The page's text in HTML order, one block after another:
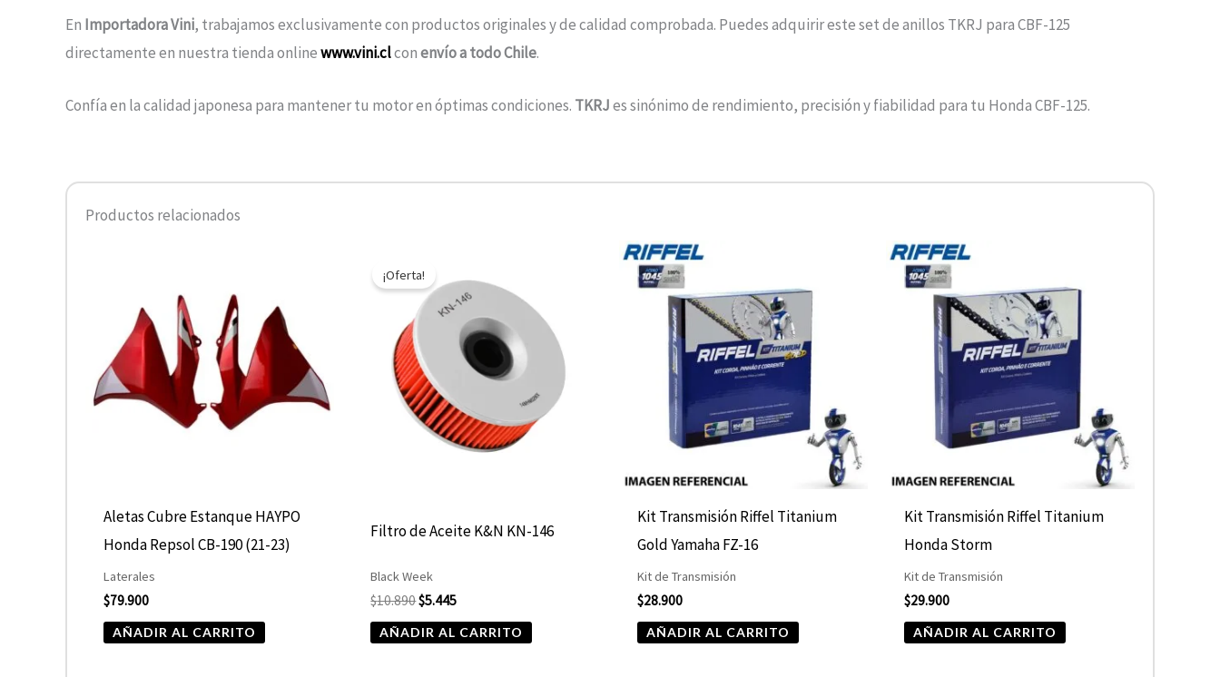
En Importadora Vini, trabajamos exclusivamente con productos originales y de calidad comprobada. Puedes adquirir este set de anillos TKRJ para CBF-125
directamente en nuestra tienda onlinewww.vini.clconenvío a todo Chile.
Confía en la calidad japonesa para mantener tu motor en óptimas condiciones. TKRJes sinónimo de rendimiento, precisión y fiabilidad para tu Honda CBF-125.
Productos relacionados
Aletas Cubre Estanque HAYPO
Honda Repsol CB-190 (21-23)
Laterales
$79.900
AÑADIR AL CARRITO
¡Oferta!
Filtro de Aceite K&N KN-146
Black Week
$10.890
original
era:
$10.890.
$5.445
actual
es:
$5.445.
AÑADIR AL CARRITO
Kit Transmisión Riffel Titanium
Gold Yamaha FZ-16
Kit de Transmisión
$28.900
AÑADIR AL CARRITO
Kit Transmisión Riffel Titanium
Honda Storm
Kit de Transmisión
$29.900
AÑADIR AL CARRITO